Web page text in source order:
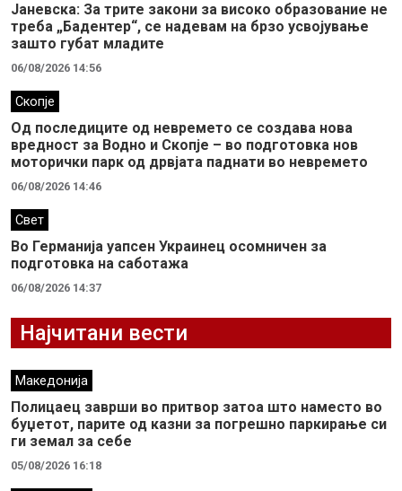
Јаневска: За трите закони за високо образование не
треба „Бадентер“, се надевам на брзо усвојување
зашто губат младите
06/08/2026 14:56
Скопје
Од последиците од невремето се создава нова
вредност за Водно и Скопје – во подготовка нов
моторички парк од дрвјата паднати во невремето
06/08/2026 14:46
Свет
Во Германија уапсен Украинец осомничен за
подготовка на саботажа
06/08/2026 14:37
Најчитани вести
Македонија
Полицаец заврши во притвор затоа што наместо во
буџетот, парите од казни за погрешно паркирање си
ги земал за себе
05/08/2026 16:18